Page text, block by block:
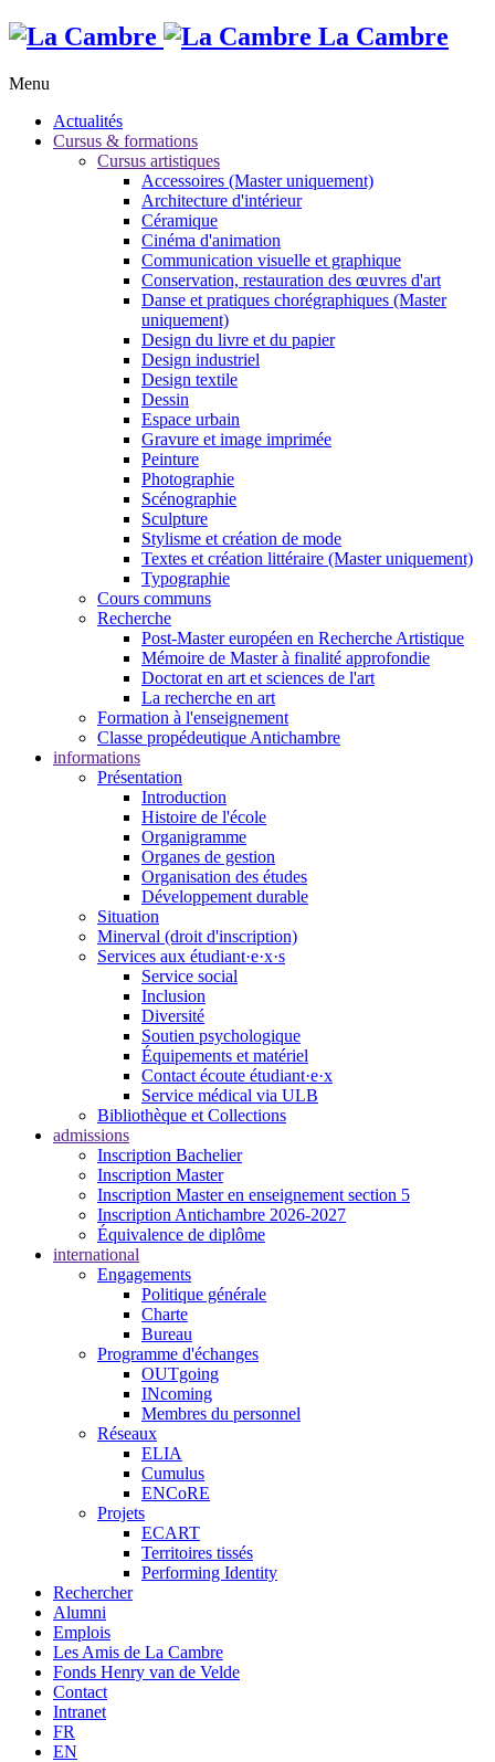
La Cambre
Menu
Actualités
Cursus & formations
Cursus artistiques
Accessoires (Master uniquement)
Architecture d'intérieur
Céramique
Cinéma d'animation
Communication visuelle et graphique
Conservation, restauration des œuvres d'art
Danse et pratiques chorégraphiques (Master
uniquement)
Design du livre et du papier
Design industriel
Design textile
Dessin
Espace urbain
Gravure et image imprimée
Peinture
Photographie
Scénographie
Sculpture
Stylisme et création de mode
Textes et création littéraire (Master uniquement)
Typographie
Cours communs
Recherche
Post-Master européen en Recherche Artistique
Mémoire de Master à finalité approfondie
Doctorat en art et sciences de l'art
La recherche en art
Formation à l'enseignement
Classe propédeutique Antichambre
informations
Présentation
Introduction
Histoire de l'école
Organigramme
Organes de gestion
Organisation des études
Développement durable
Situation
Minerval (droit d'inscription)
Services aux étudiant·e·x·s
Service social
Inclusion
Diversité
Soutien psychologique
Équipements et matériel
Contact écoute étudiant·e·x
Service médical via ULB
Bibliothèque et Collections
admissions
Inscription Bachelier
Inscription Master
Inscription Master en enseignement section 5
Inscription Antichambre 2026-2027
Équivalence de diplôme
international
Engagements
Politique générale
Charte
Bureau
Programme d'échanges
OUTgoing
INcoming
Membres du personnel
Réseaux
ELIA
Cumulus
ENCoRE
Projets
ECART
Territoires tissés
Performing Identity
Rechercher
Alumni
Emplois
Les Amis de La Cambre
Fonds Henry van de Velde
Contact
Intranet
FR
EN